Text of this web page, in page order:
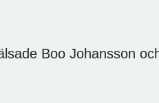
Boo Johansson